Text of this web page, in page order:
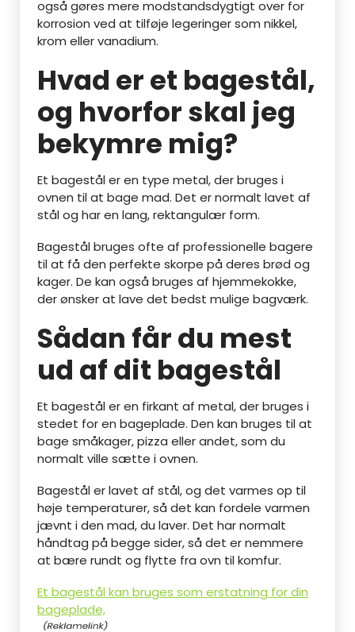
også gøres mere modstandsdygtigt over for
korrosion ved at tilføje legeringer som nikkel,
krom eller vanadium.
Hvad er et bagestål,
og hvorfor skal jeg
bekymre mig?
Et bagestål er en type metal, der bruges i
ovnen til at bage mad. Det er normalt lavet af
stål og har en lang, rektangulær form.
Bagestål bruges ofte af professionelle bagere
til at få den perfekte skorpe på deres brød og
kager. De kan også bruges af hjemmekokke,
der ønsker at lave det bedst mulige bagværk.
Sådan får du mest
ud af dit bagestål
Et bagestål er en firkant af metal, der bruges i
stedet for en bageplade. Den kan bruges til at
bage småkager, pizza eller andet, som du
normalt ville sætte i ovnen.
Bagestål er lavet af stål, og det varmes op til
høje temperaturer, så det kan fordele varmen
jævnt i den mad, du laver. Det har normalt
håndtag på begge sider, så det er nemmere
at bære rundt og flytte fra ovn til komfur.
Et bagestål kan bruges som erstatning for din
bageplade,